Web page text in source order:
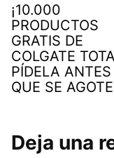
¡10.000
PRODUCTOS
GRATIS DE
COLGATE
PÍDELA ANTES
QUE SE
Deja una